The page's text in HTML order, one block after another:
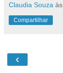
Claudia Souza às
Compartilhar
‹